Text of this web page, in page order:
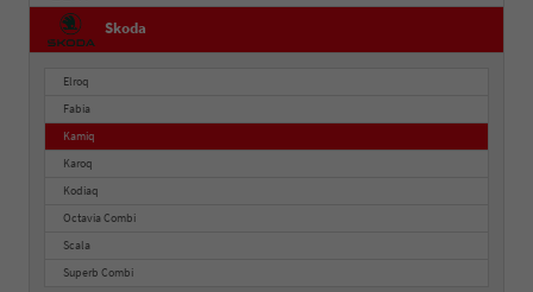
Skoda
Elroq
Fabia
Kamiq
Karoq
Kodiaq
Octavia Combi
Scala
Superb Combi